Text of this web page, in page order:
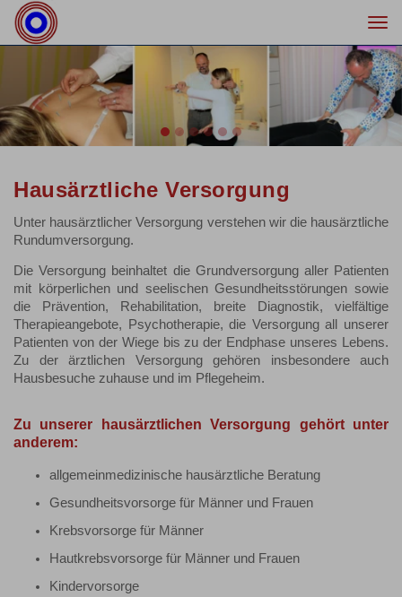
Previous
Hausärztliche Versorgung
Unter hausärztlicher Versorgung verstehen wir die hausärztliche
Rundumversorgung.
Die Versorgung beinhaltet die Grundversorgung aller Patienten
mit körperlichen und seelischen Gesundheitsstörungen sowie
die Prävention, Rehabilitation, breite Diagnostik, vielfältige
Therapieangebote, Psychotherapie, die Versorgung all unserer
Patienten von der Wiege bis zu der Endphase unseres Lebens.
Zu der ärztlichen Versorgung gehören insbesondere auch
Hausbesuche zuhause und im Pflegeheim.
Zu unserer hausärztlichen Versorgung gehört unter
anderem:
allgemeinmedizinische hausärztliche Beratung
Gesundheitsvorsorge für Männer und Frauen
Krebsvorsorge für Männer
Hautkrebsvorsorge für Männer und Frauen
Kindervorsorge